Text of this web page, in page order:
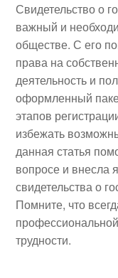
Свидетельство о
важный и
обществе. С его
права на
деятельность и
оформленный
этапов
избежать
данная статья
вопросе и внесла
свидетельства о
Помните, что
трудности.